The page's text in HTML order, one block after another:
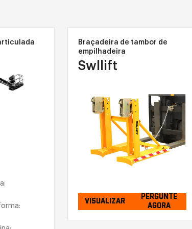
Braçadeira de tambor de
empilhadeira
Swllift
VISUALIZAR
PERGUNTE
AGORA